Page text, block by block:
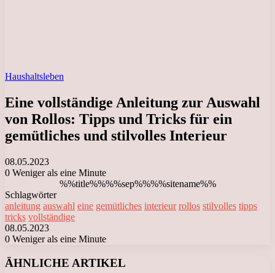
Haushaltsleben
Eine vollständige Anleitung zur Auswahl
von Rollos: Tipps und Tricks für ein
gemütliches und stilvolles Interieur
08.05.2023
0 Weniger als eine Minute
%%title%%%%sep%%%%sitename%%
Schlagwörter
anleitung auswahl eine gemütliches interieur rollos stilvolles tipps
tricks vollständige
08.05.2023
0 Weniger als eine Minute
ÄHNLICHE ARTIKEL